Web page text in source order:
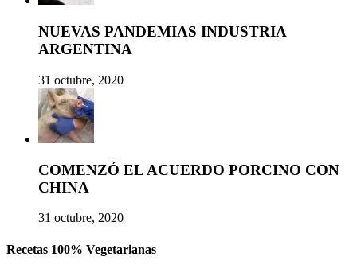
NUEVAS PANDEMIAS INDUSTRIA
ARGENTINA
31 octubre, 2020
COMENZÓ EL ACUERDO PORCINO CON
CHINA
31 octubre, 2020
Recetas 100% Vegetarianas